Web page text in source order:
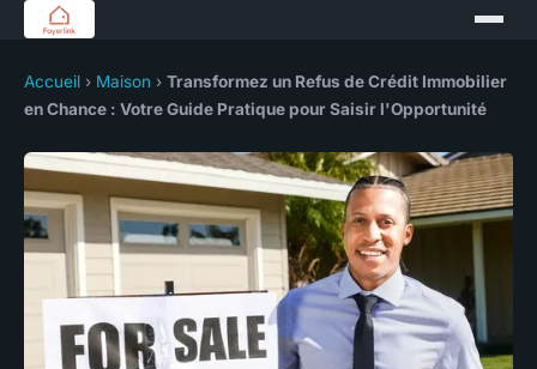
Accueil › Maison › Transformez un Refus de Crédit Immobilier
en Chance : Votre Guide Pratique pour Saisir l'Opportunité